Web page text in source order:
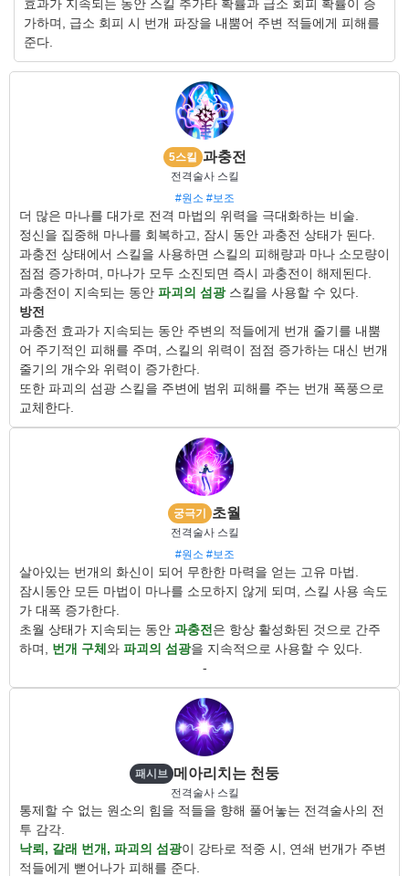
효과가 지속되는 동안 스킬 추가타 확률과 급소 회피 확률이 증
가하며, 급소 회피 시 번개 파장을 내뿜어 주변 적들에게 피해를
준다.
5스킬 과충전
전격술사 스킬
#원소 #보조
더 많은 마나를 대가로 전격 마법의 위력을 극대화하는 비술.
정신을 집중해 마나를 회복하고, 잠시 동안 과충전 상태가 된다.
과충전 상태에서 스킬을 사용하면 스킬의 피해량과 마나 소모량이
점점 증가하며, 마나가 모두 소진되면 즉시 과충전이 해제된다.
과충전이 지속되는 동안 파괴의 섬광스킬을 사용할 수 있다.
방전
과충전 효과가 지속되는 동안 주변의 적들에게 번개 줄기를 내뿜
어 주기적인 피해를 주며, 스킬의 위력이 점점 증가하는 대신 번개
줄기의 개수와 위력이 증가한다.
또한 파괴의 섬광 스킬을 주변에 범위 피해를 주는 번개 폭풍으로
교체한다.
궁극기 초월
전격술사 스킬
#원소 #보조
살아있는 번개의 화신이 되어 무한한 마력을 얻는 고유 마법.
잠시동안 모든 마법이 마나를 소모하지 않게 되며, 스킬 사용 속도
가 대폭 증가한다.
초월 상태가 지속되는 동안 과충전 은 항상 활성화된 것으로 간주
하며, 번개 구체 와 파괴의 섬광을 지속적으로 사용할 수 있다.
-
패시브 메아리치는 천둥
전격술사 스킬
통제할 수 없는 원소의 힘을 적들을 향해 풀어놓는 전격술사의 전
투 감각.
낙뢰, 갈래 번개, 파괴의 섬광이 강타로 적중 시, 연쇄 번개가 주변
적들에게 뻗어나가 피해를 준다.